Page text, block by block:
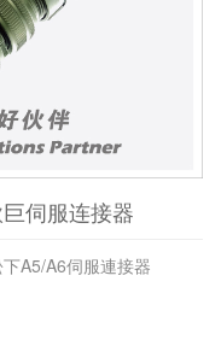
伺服连接器
A5/A6伺服連接器